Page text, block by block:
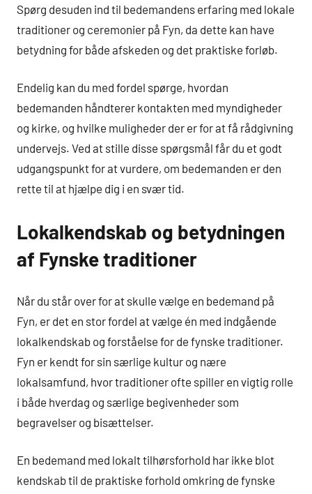
Spørg desuden ind til bedemandens erfaring med lokale
traditioner og ceremonier på Fyn, da dette kan have
betydning for både afskeden og det praktiske forløb.
Endelig kan du med fordel spørge, hvordan
bedemanden håndterer kontakten med myndigheder
og kirke, og hvilke muligheder der er for at få rådgivning
undervejs. Ved at stille disse spørgsmål får du et godt
udgangspunkt for at vurdere, om bedemanden er den
rette til at hjælpe dig i en svær tid.
Lokalkendskab og betydningen
af Fynske traditioner
Når du står over for at skulle vælge en bedemand på
Fyn, er det en stor fordel at vælge én med indgående
lokalkendskab og forståelse for de fynske traditioner.
Fyn er kendt for sin særlige kultur og nære
lokalsamfund, hvor traditioner ofte spiller en vigtig rolle
i både hverdag og særlige begivenheder som
begravelser og bisættelser.
En bedemand med lokalt tilhørsforhold har ikke blot
kendskab til de praktiske forhold omkring de fynske